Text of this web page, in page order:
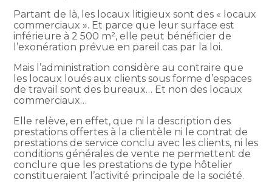
Partant de là, les locaux litigieux sont des « locaux
commerciaux ». Et parce que leur surface est
inférieure à 2 500 m², elle peut bénéficier de
l’exonération prévue en pareil cas par la loi.
Mais l’administration considère au contraire que
les locaux loués aux clients sous forme d’espaces
de travail sont des bureaux… Et non des locaux
commerciaux…
Elle relève, en effet, que ni la description des
prestations offertes à la clientèle ni le contrat de
prestations de service conclu avec les clients, ni les
conditions générales de vente ne permettent de
conclure que les prestations de type hôtelier
constitueraient l’activité principale de la société.